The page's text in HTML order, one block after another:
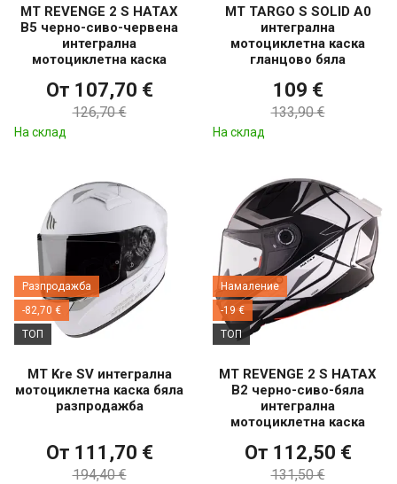
MT REVENGE 2 S HATAX
B5 черно-сиво-червена
интегрална
мотоциклетна каска
От 107,70 €
126,70 €
На склад
MT TARGO S SOLID A0
интегрална
мотоциклетна каска
гланцово бяла
109 €
133,90 €
На склад
Разпродажба
-82,70 €
ТОП
MT Kre SV интегрална
мотоциклетна каска бяла
разпродажба
От 111,70 €
194,40 €
Намаление
-19 €
ТОП
MT REVENGE 2 S HATAX
B2 черно-сиво-бяла
интегрална
мотоциклетна каска
От 112,50 €
131,50 €